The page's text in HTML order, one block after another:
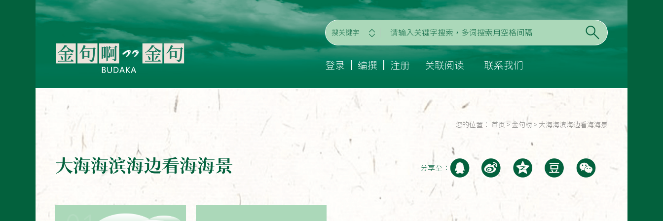
搜关键字
登录 编撰 注册 关联阅读 联系我们
您的位置： 首页 > 金句榜 > 大海海滨海边看海海景
大海海滨海边看海海景 分享至：